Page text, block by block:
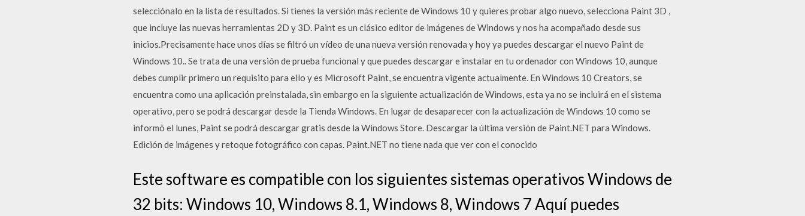
selecciónalo en la lista de resultados. Si tienes la versión más reciente de Windows 10 y quieres probar algo nuevo, selecciona Paint 3D ,
que incluye las nuevas herramientas 2D y 3D. Paint es un clásico editor de imágenes de Windows y nos ha acompañado desde sus
inicios.Precisamente hace unos días se filtró un vídeo de una nueva versión renovada y hoy ya puedes descargar el nuevo Paint de
Windows 10.. Se trata de una versión de prueba funcional y que puedes descargar e instalar en tu ordenador con Windows 10, aunque
debes cumplir primero un requisito para ello y es Microsoft Paint, se encuentra vigente actualmente. En Windows 10 Creators, se
encuentra como una aplicación preinstalada, sin embargo en la siguiente actualización de Windows, esta ya no se incluirá en el sistema
operativo, pero se podrá descargar desde la Tienda Windows. En lugar de desaparecer con la actualización de Windows 10 como se
informó el lunes, Paint se podrá descargar gratis desde la Windows Store. Descargar la última versión de Paint.NET para Windows.
Edición de imágenes y retoque fotográfico con capas. Paint.NET no tiene nada que ver con el conocido
Este software es compatible con los siguientes sistemas operativos Windows de
32 bits: Windows 10, Windows 8.1, Windows 8, Windows 7 Aquí puedes